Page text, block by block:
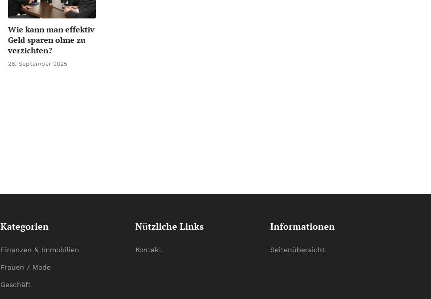
Wie kann man effektiv
Geld sparen ohne zu
verzichten?
26. September 2025
Kategorien
Finanzen & Immobilien
Frauen / Mode
Geschäft
Nützliche Links
Kontakt
Informationen
Seitenübersicht